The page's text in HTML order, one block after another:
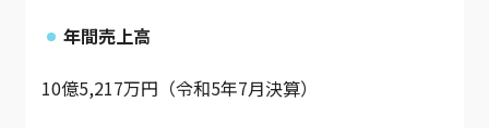
年間売上高
10億5,217万円（令和5年7月決算）